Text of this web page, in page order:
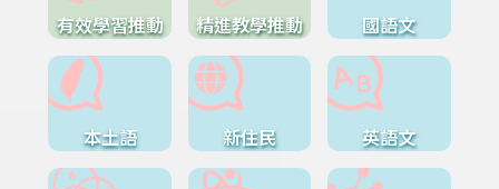
有效學習推動 精進教學推動 國語文
本土語 新住民 英語文